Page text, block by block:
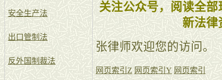
安全生产法
出口管制法
反外国制裁法
关注公众号，阅读全
新法律
张律师欢迎您的访问。
网页索引Z 网页索引Y 网页索引